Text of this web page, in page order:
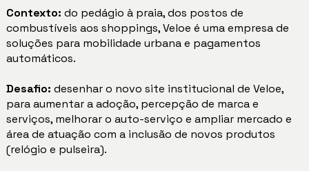
Contexto: do pedágio à praia, dos postos de
combustíveis aos shoppings, Veloe é uma empresa de
soluções para mobilidade urbana e pagamentos
automáticos.
Desafio:desenhar o novo site institucional de Veloe,
para aumentar a adoção, percepção de marca e
serviços, melhorar o auto-serviço e ampliar mercado e
área de atuação com a inclusão de novos produtos
(relógio e pulseira).